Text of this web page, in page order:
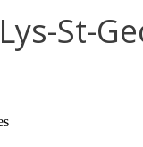
St-